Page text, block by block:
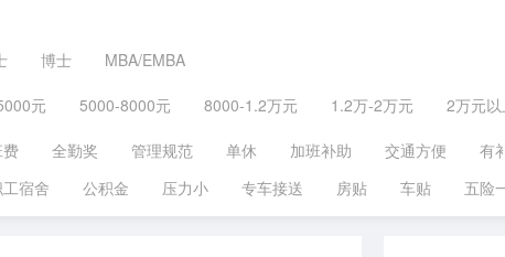
博士
MBA/EMBA
元 5000-8000元 8000-1.2万元 1.2万-2万元 2万元以
全勤奖 管理规范 单休 加班补助 交通方便 有
宿舍 公积金 压力小 专车接送 房贴 车贴 五险